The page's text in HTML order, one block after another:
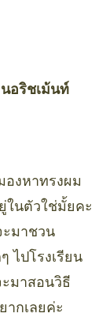
อริชเม้นท์
องหาทรงผม
ในตัวใช่มั้ยคะ
มาชวน
ไปโรงเรียน
มาสอนวิธี
กเลยค่ะ